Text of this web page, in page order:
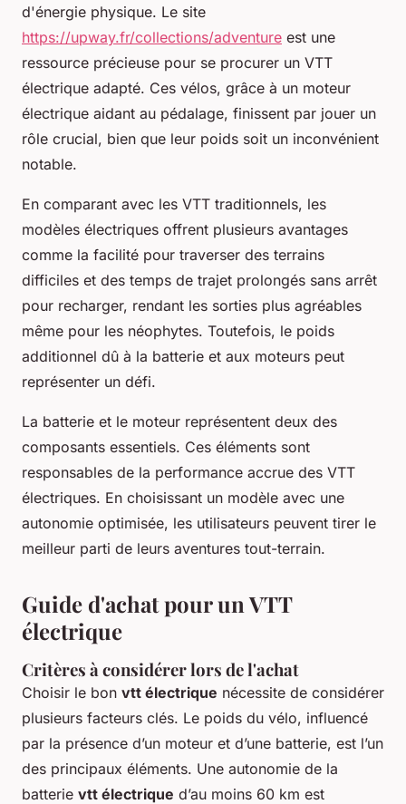
d'énergie physique. Le site
https://upway.fr/collections/adventure est une
ressource précieuse pour se procurer un VTT
électrique adapté. Ces vélos, grâce à un moteur
électrique aidant au pédalage, finissent par jouer un
rôle crucial, bien que leur poids soit un inconvénient
notable.
En comparant avec les VTT traditionnels, les
modèles électriques offrent plusieurs avantages
comme la facilité pour traverser des terrains
difficiles et des temps de trajet prolongés sans arrêt
pour recharger, rendant les sorties plus agréables
même pour les néophytes. Toutefois, le poids
additionnel dû à la batterie et aux moteurs peut
représenter un défi.
La batterie et le moteur représentent deux des
composants essentiels. Ces éléments sont
responsables de la performance accrue des VTT
électriques. En choisissant un modèle avec une
autonomie optimisée, les utilisateurs peuvent tirer le
meilleur parti de leurs aventures tout-terrain.
Guide d'achat pour un VTT
électrique
Critères à considérer lors de l'achat
Choisir le bon vtt électrique nécessite de considérer
plusieurs facteurs clés. Le poids du vélo, influencé
par la présence d’un moteur et d’une batterie, est l’un
des principaux éléments. Une autonomie de la
batterie vtt électrique d’au moins 60 km est